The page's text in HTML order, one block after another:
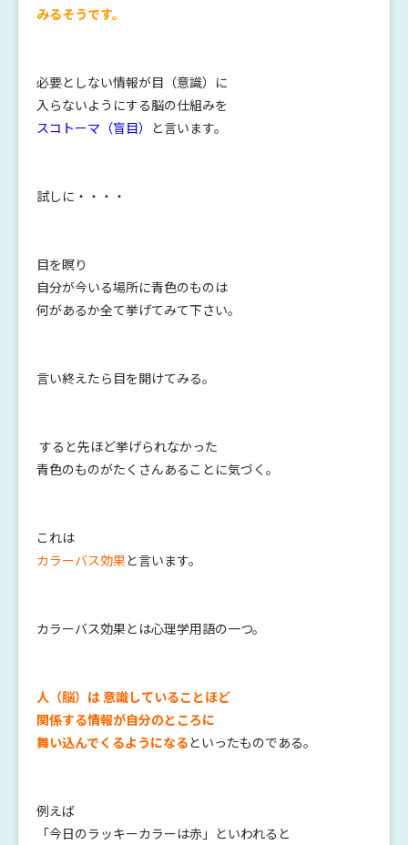
みるそうです。
必要としない情報が目（意識）に
入らないようにする脳の仕組みを
スコトーマ（盲目） と言います。
試しに・・・・
目を瞑り
自分が今いる場所に青色のものは
何があるか全て挙げてみて下さい。
言い終えたら目を開けてみる。
すると先ほど挙げられなかった
青色のものがたくさんあることに気づく。
これは
カラーバス効果と言います。
カラーバス効果とは心理学用語の一つ。
人（脳）は 意識していることほど
関係する情報が自分のところに
舞い込んでくるようになるといったものである。
例えば
「今日のラッキーカラーは赤」といわれると